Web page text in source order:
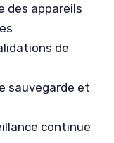
des appareils
de
sauvegarde et
continue